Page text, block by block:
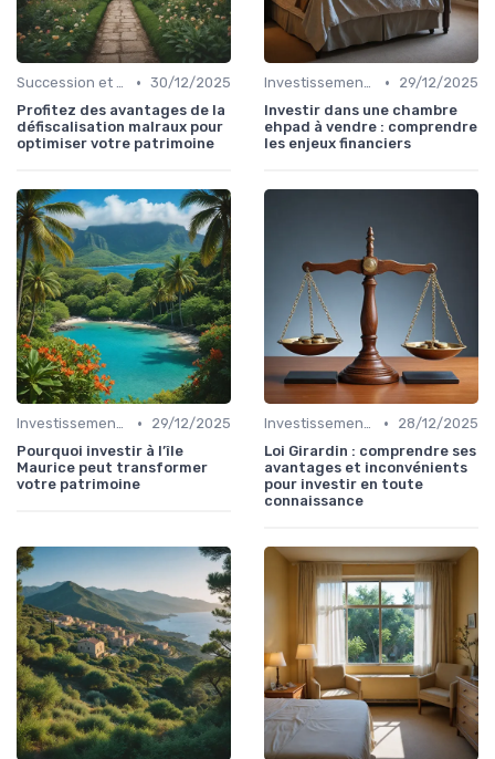
Succession et Transmission de Patrimoine • 30/12/2025
Profitez des avantages de la
défiscalisation malraux pour
optimiser votre patrimoine
Investissement Immobilier •
29/12/2025
Investir dans une chambre
ehpad à vendre : comprendre
les enjeux financiers
Investissement Immobilier •
29/12/2025
Pourquoi investir à l’île
Maurice peut transformer
votre patrimoine
Investissement Immobilier •
28/12/2025
Loi Girardin : comprendre ses
avantages et inconvénients
pour investir en toute
connaissance